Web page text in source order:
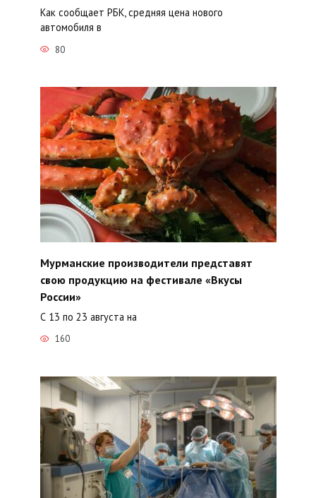
Как сообщает РБК, средняя цена нового
автомобиля в
80
Мурманские производители представят
свою продукцию на фестивале «Вкусы
России»
С 13 по 23 августа на
160